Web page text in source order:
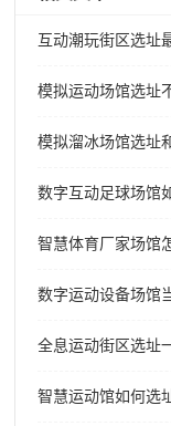
互动潮玩街区选址
模拟运动场馆选址
模拟溜冰场馆选址
数字互动足球场馆
智慧体育厂家场馆
数字运动设备场馆
全息运动街区选址
智慧运动馆如何选